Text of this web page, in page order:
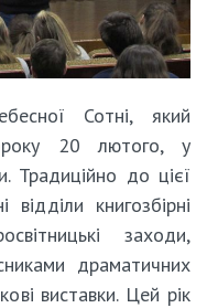
Сотні, який
20 лютого, у
Традиційно до цієї
книгозбірні
заходи,
драматичних
виставки. Цей рік